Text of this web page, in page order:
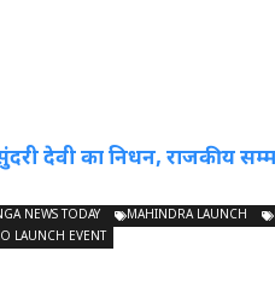
देवी का निधन, राजकीय
NEWS TODAY MAHINDRA LAUNCH
LAUNCH EVENT